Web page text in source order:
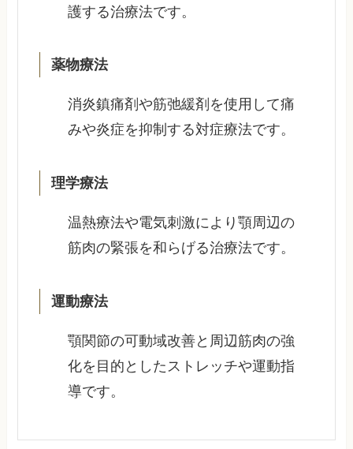
護する治療法です。
薬物療法
消炎鎮痛剤や筋弛緩剤を使用して痛
みや炎症を抑制する対症療法です。
理学療法
温熱療法や電気刺激により顎周辺の
筋肉の緊張を和らげる治療法です。
運動療法
顎関節の可動域改善と周辺筋肉の強
化を目的としたストレッチや運動指
導です。